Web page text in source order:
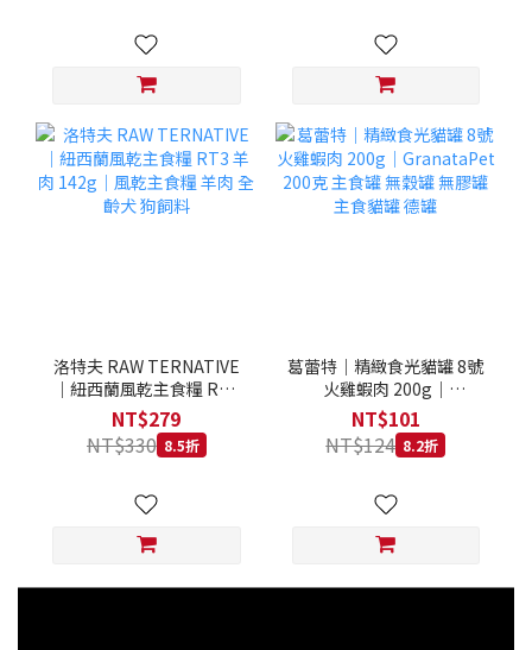
洛特夫 RAW TERNATIVE
｜紐西蘭風乾主食糧 RT3
羊肉 142g｜風乾主食糧 羊
肉 全齡犬 狗飼料
NT$279
NT$330 8.5折
葛蕾特｜精緻食光貓罐 8號
火雞蝦肉 200g｜
GranataPet 200克 主食罐
無穀罐 無膠罐 主食貓罐 德
罐
NT$101
NT$124 8.2折